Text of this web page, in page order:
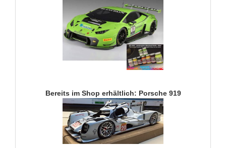
Bereits im Shop erhältlich: Porsche 919